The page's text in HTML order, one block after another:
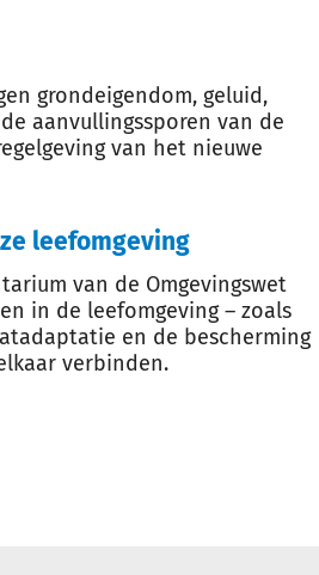
grondeigendom, geluid,
aanvullingssporen van de
van het nieuwe
leefomgeving
van de Omgevingswet
in de leefomgeving – zoals
en de bescherming
verbinden.